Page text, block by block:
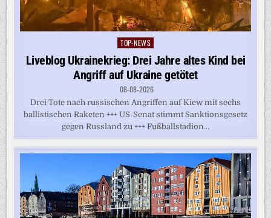
Posted
TOP-NEWS
Liveblog Ukrainekrieg: Drei Jahre altes Kind bei
Angriff auf Ukraine getötet
08-08-2026
Drei Tote nach russischen Angriffen auf Kiew mit sechs
ballistischen Raketen +++ US-Senat stimmt Sanktionsgesetz
gegen Russland zu +++ Fußballstadion...